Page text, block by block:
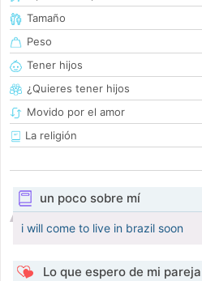
Tamaño
Peso
Tener hijos
¿Quieres tener hijos
Movido por el amor
La religión
un poco sobre mí
i will come to live in brazil soon
Lo que espero de mi